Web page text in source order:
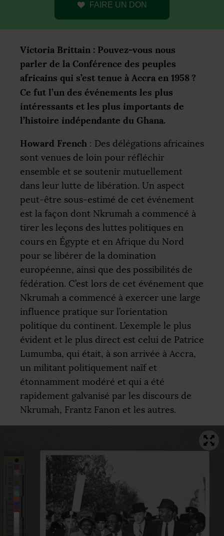
FAIRE UN DON
Victoria Brittain : Pouvez-vous nous
parler de la Conférence des peuples
africains qui s’est tenue à Accra en 1958 ?
Ce fut l’un des événements les plus
intéressants et les plus importants de
l’histoire indépendante du Ghana.
Howard French : Des délégations africaines
sont venues de loin pour réfléchir
ensemble et se soutenir mutuellement
dans leur lutte de libération. Un aspect
peut-être sous-estimé de cet événement
est la façon dont Nkrumah a commencé à
tirer les leçons des luttes politiques en
cours en Égypte et en Afrique du Nord
pour se libérer de la domination
européenne, ainsi que des possibilités de
fédération. C’est lors de cet événement que
Nkrumah a commencé à exercer une large
influence pratique sur l’orientation
politique du continent. L’exemple le plus
évident et le plus direct est celui de Patrice
Lumumba, qui était, à son arrivée à Accra,
un militant politiquement naïf et
étonnamment modéré et qui a été
rapidement galvanisé par les discours de
Nkrumah, Frantz Fanon et les autres.